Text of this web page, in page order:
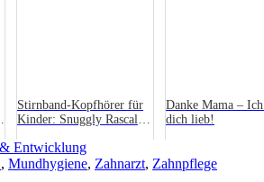
Stirnband-Kopfhörer für
Kinder: Snuggly Rascals
Deutschland
Danke Mama –
dich lieb!
Entwicklung
, Mundhygiene, Zahnarzt, Zahnpflege